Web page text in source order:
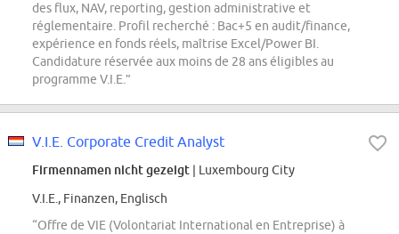
des flux, NAV, reporting, gestion administrative et
réglementaire. Profil recherché : Bac+5 en audit/finance,
expérience en fonds réels, maîtrise Excel/Power BI.
Candidature réservée aux moins de 28 ans éligibles au
programme V.I.E.”
V.I.E. Corporate Credit Analyst
Firmennamen nicht gezeigt | Luxembourg City
V.I.E., Finanzen, Englisch
“Offre de VIE (Volontariat International en Entreprise) à